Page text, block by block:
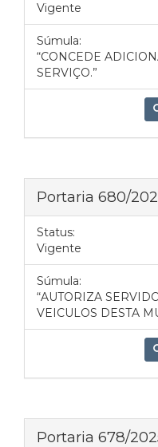
Vigente
Súmula:
“CONCEDE
SERVIÇO.”
Portaria 680/
Status:
Vigente
Súmula:
“AUTORIZA
VEICULOS DESTA
Portaria 678/